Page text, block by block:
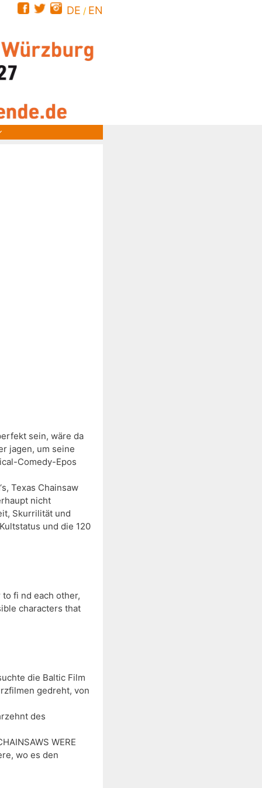
DE / EN
sein, wäre da
jagen, um seine
Comedy-Epos
Texas Chainsaw
nicht
Skurrilität und
und die 120
fi nd each other,
characters that
die Baltic Film
gedreht, von
des
WERE
wo es den